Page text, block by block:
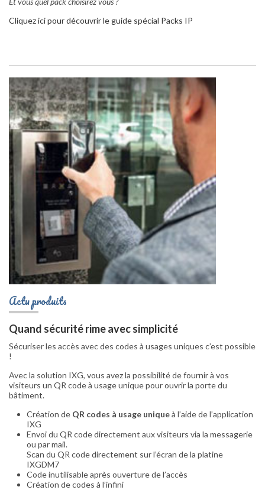
Cliquez ici pour découvrir le guide spécial Packs IP
Actu produits
Quand sécurité rime avec simplicité
Sécuriser les accès avec des codes à usages uniques c’est possible
!
Avec la solution IXG, vous avez la possibilité de fournir à vos
visiteurs un QR code à usage unique pour ouvrir la porte du
bâtiment.
Création de QR codes à usage uniqueà l’aide de l’application
IXG
Envoi du QR code directement aux visiteurs via la messagerie
ou par mail.
Scan du QR code directement sur l’écran de la platine
IXGDM7
Code inutilisable après ouverture de l’accès
Création de codes à l’infini